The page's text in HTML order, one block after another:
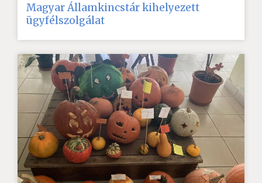
Magyar Államkincstár kihelyezett
ügyfélszolgálat